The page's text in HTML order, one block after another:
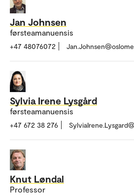
Jan Johnsen
førsteamanuensis
+47 48076072
Sylvia Irene Lysgård
førsteamanuensis
+47 672 38 276
Knut Løndal
Professor